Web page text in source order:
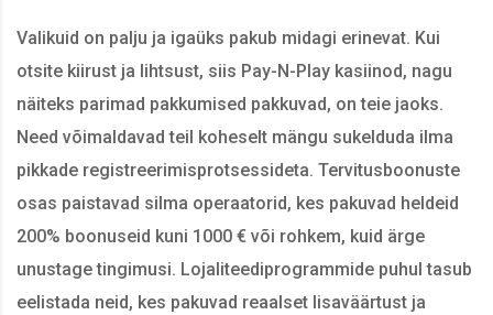
Valikuid on palju ja igaüks pakub midagi erinevat. Kui
otsite kiirust ja lihtsust, siis Pay-N-Play kasiinod, nagu
näiteks parimad pakkumised pakkuvad, on teie jaoks.
Need võimaldavad teil koheselt mängu sukelduda ilma
pikkade registreerimisprotsessideta. Tervitusboonuste
osas paistavad silma operaatorid, kes pakuvad heldeid
200% boonuseid kuni 1000 € või rohkem, kuid ärge
unustage tingimusi. Lojaliteediprogrammide puhul tasub
eelistada neid, kes pakuvad reaalset lisaväärtust ja